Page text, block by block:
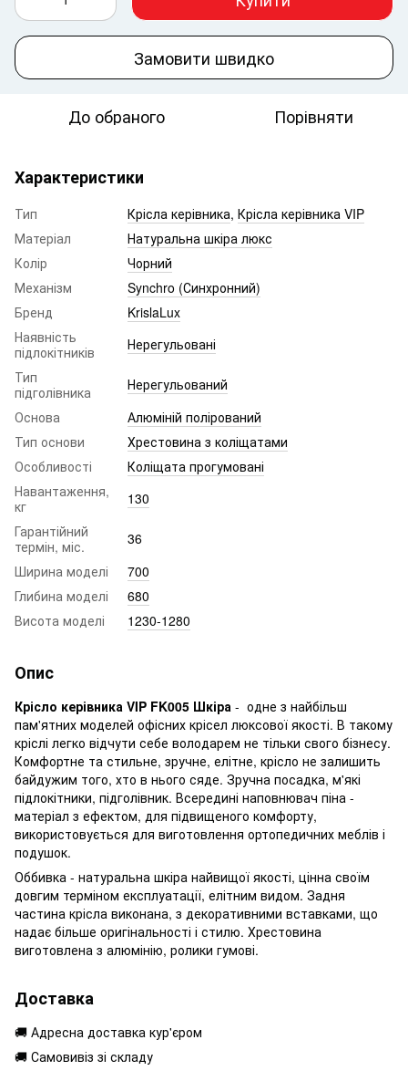
Замовити швидко
До обраного Порівняти
Характеристики
Тип Крісла керівника, Крісла керівника VIP
Матеріал
Натуральна шкіра люкс
Колір
Чорний
Механізм
Synchro (Синхронний)
Бренд
KrislaLux
Наявність
підлокітників
Нерегульовані
Тип
підголівника
Нерегульований
Основа
Алюміній полірований
Тип основи
Хрестовина з коліщатами
Особливості
Коліщата прогумовані
Навантаження,
кг
130
Гарантійний
термін, міс.
36
Ширина моделі
700
Глибина моделі
680
Висота моделі
1230-1280
Опис
Крісло керівника VIP FK005 Шкіра - одне з найбільш
пам'ятних моделей офісних крісел люксової якості. В такому
кріслі легко відчути себе володарем не тільки свого бізнесу.
Комфортне та стильне, зручне, елітне, крісло не залишить
байдужим того, хто в нього сяде. Зручна посадка, м'які
підлокітники, підголівник. Всередині наповнювач піна -
матеріал з ефектом, для підвищеного комфорту,
використовується для виготовлення ортопедичних меблів і
подушок.
Оббивка - натуральна шкіра найвищої якості, цінна своїм
довгим терміном експлуатації, елітним видом. Задня
частина крісла виконана, з декоративними вставками, що
надає більше оригінальності і стилю. Хрестовина
виготовлена ​​з алюмінію, ролики гумові.
Доставка
🚚 Адресна доставка кур'єром
🚚 Самовивіз зі складу